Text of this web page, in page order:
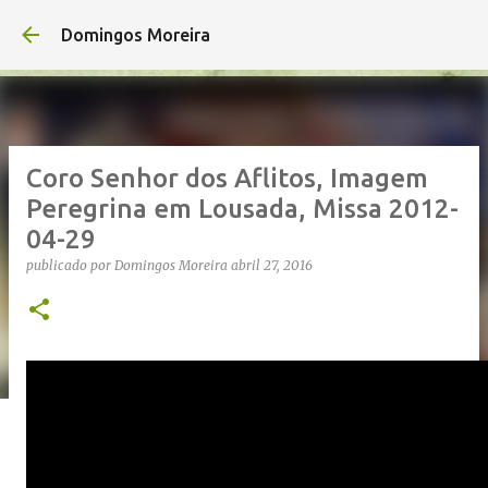
Avançar para o conteúdo principal
Domingos Moreira
Coro Senhor dos Aflitos, Imagem
Peregrina em Lousada, Missa 2012-
04-29
publicado por Domingos Moreira abril 27, 2016